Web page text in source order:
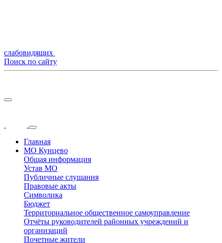
слабовидящих
Поиск по сайту
Главная
МО Кунцево
Общая информация
Устав МО
Публичные слушания
Правовые акты
Символика
Бюджет
Территориальное общественное самоуправление
Отчёты руководителей районных учреждений и
организаций
Почетные жители